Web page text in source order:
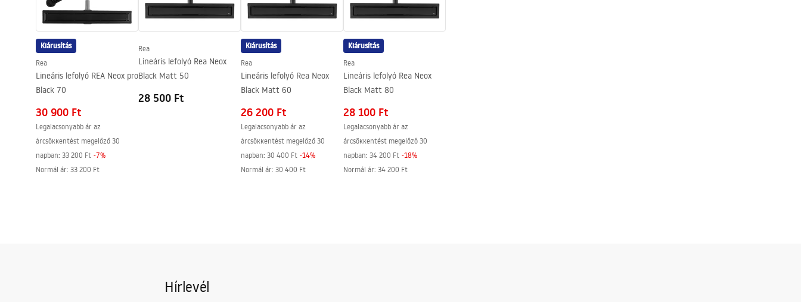
Garancia
120 hónap az acélszerkezetre, 24 hónap az
Kiárusítás
Rea
Lineáris lefolyó REA Neox pro
Black 70
30 900 Ft
Legalacsonyabb ár az
árcsökkentést megelőző 30
napban: 33 200 Ft -7%
Normál ár: 33 200 Ft
Rea
Lineáris lefolyó Rea Neox
Black Matt 50
28 500 Ft
Kiárusítás
Rea
Lineáris lefolyó Rea Neox
Black Matt 60
26 200 Ft
Legalacsonyabb ár az
árcsökkentést megelőző 30
napban: 30 400 Ft -14%
Normál ár: 30 400 Ft
Kiárusítás
Rea
Lineáris lefolyó Rea Neox
Black Matt 80
28 100 Ft
Legalacsonyabb ár az
árcsökkentést megelőző 30
napban: 34 200 Ft -18%
Normál ár: 34 200 Ft
Hírlevél